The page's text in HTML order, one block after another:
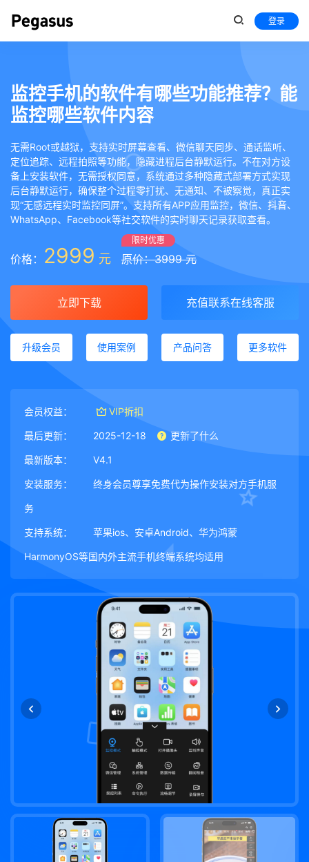
登录
监控手机的软件有哪些功能推荐？能
监控哪些软件内容
无需Root或越狱，支持实时屏幕查看、微信聊天同步、通话监听、
定位追踪、远程拍照等功能，隐藏进程后台静默运行。不在对方设
备上安装软件，无需授权同意，系统通过多种隐藏式部署方式实现
后台静默运行，确保整个过程零打扰、无通知、不被察觉，真正实
现“无感远程实时监控同屏”。支持所有APP应用监控，微信、抖音、
WhatsApp、Facebook等社交软件的实时聊天记录获取查看。
价格： 2999 元
限时优惠
原价：3999 元
立即下载 充值联系在线客服
升级会员 使用案例 产品问答 更多软件
会员权益： VIP折扣
最后更新： 2025-12-18 更新了什么
最新版本： V4.1
安装服务： 终身会员尊享免费代为操作安装对方手机服
务
支持系统： 苹果ios、安卓Android、华为鸿蒙
HarmonyOS等国内外主流手机终端系统均适用